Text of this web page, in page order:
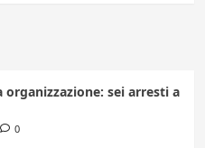
sei arresti a
0